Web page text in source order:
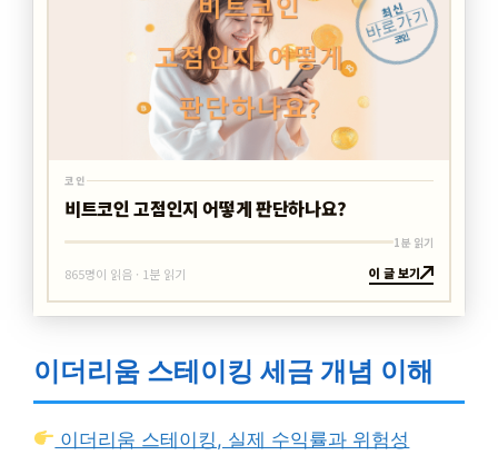
최신
바로가기
코인
코인
비트코인 고점인지 어떻게 판단하나요?
1분 읽기
865명이 읽음 · 1분 읽기 이 글 보기
이더리움 스테이킹 세금 개념 이해
이더리움 스테이킹, 실제 수익률과 위험성